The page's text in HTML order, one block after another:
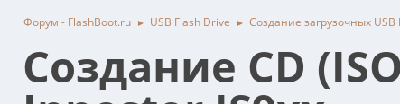
Форум - FlashBoot.ru ► USB Flash Drive ► Создание загрузочных USB
Создание CD